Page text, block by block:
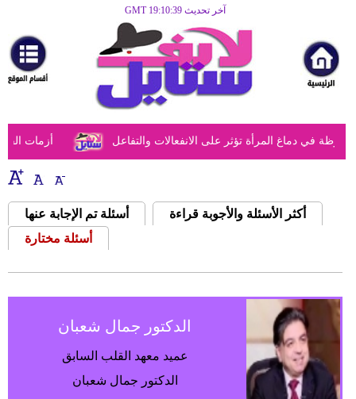
آخر تحديث GMT 19:10:39
مرأة
أزياء
أزياء
إسلامية
فن
ديكور
صحة
أزمات في دماغ المرأة تؤثر على الانفعالات والتفاعل
أسئلة تم الإجابة عنها
أكثر الأسئلة والأجوبة قراءة
أسئلة مختارة
الدكتور جمال شعبان
عميد معهد القلب السابق
الدكتور جمال شعبان